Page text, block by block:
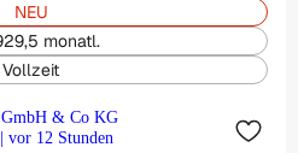
NEU
monatl.
Vollzeit
GmbH & Co KG
| vor 12 Stunden